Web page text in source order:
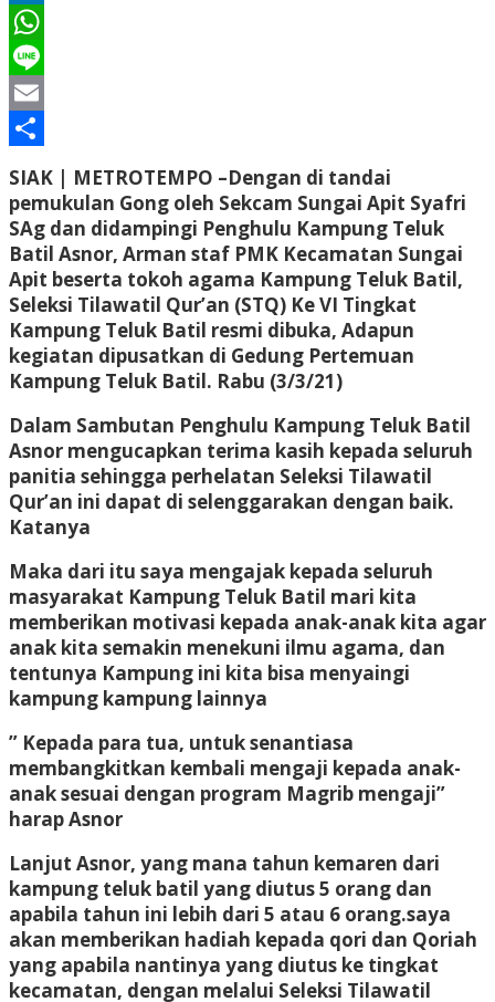
LinkedIn
WhatsApp
Line
Email
Share
SIAK | METROTEMPO –Dengan di tandai
pemukulan Gong oleh Sekcam Sungai Apit Syafri
SAg dan didampingi Penghulu Kampung Teluk
Batil Asnor, Arman staf PMK Kecamatan Sungai
Apit beserta tokoh agama Kampung Teluk Batil,
Seleksi Tilawatil Qur’an (STQ) Ke VI Tingkat
Kampung Teluk Batil resmi dibuka, Adapun
kegiatan dipusatkan di Gedung Pertemuan
Kampung Teluk Batil. Rabu (3/3/21)
Dalam Sambutan Penghulu Kampung Teluk Batil
Asnor mengucapkan terima kasih kepada seluruh
panitia sehingga perhelatan Seleksi Tilawatil
Qur’an ini dapat di selenggarakan dengan baik.
Katanya
Maka dari itu saya mengajak kepada seluruh
masyarakat Kampung Teluk Batil mari kita
memberikan motivasi kepada anak-anak kita agar
anak kita semakin menekuni ilmu agama, dan
tentunya Kampung ini kita bisa menyaingi
kampung kampung lainnya
” Kepada para tua, untuk senantiasa
membangkitkan kembali mengaji kepada anak-
anak sesuai dengan program Magrib mengaji”
harap Asnor
Lanjut Asnor, yang mana tahun kemaren dari
kampung teluk batil yang diutus 5 orang dan
apabila tahun ini lebih dari 5 atau 6 orang.saya
akan memberikan hadiah kepada qori dan Qoriah
yang apabila nantinya yang diutus ke tingkat
kecamatan, dengan melalui Seleksi Tilawatil